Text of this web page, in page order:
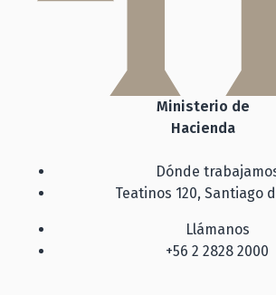
Ministerio de
Hacienda
Dónde
Teatinos 120, Santiago
Llámanos
+56 2 2828 2000